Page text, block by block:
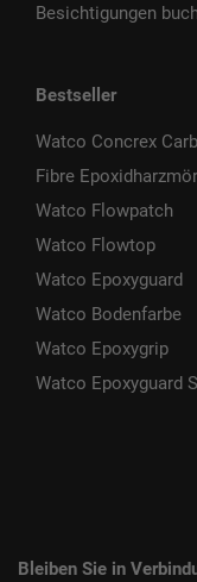
Besichtigungen
Bestseller
Watco Concrex
Fibre
Watco Flowpatch
Watco Flowtop
Watco Epoxyguard
Watco Bodenfarbe
Watco Epoxygrip
Watco Epoxyguard
Bleiben Sie in